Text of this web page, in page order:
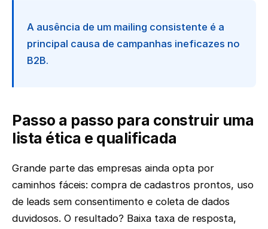
A ausência de um mailing consistente é a
principal causa de campanhas ineficazes no
B2B.
Passo a passo para construir uma
lista ética e qualificada
Grande parte das empresas ainda opta por
caminhos fáceis: compra de cadastros prontos, uso
de leads sem consentimento e coleta de dados
duvidosos. O resultado? Baixa taxa de resposta,